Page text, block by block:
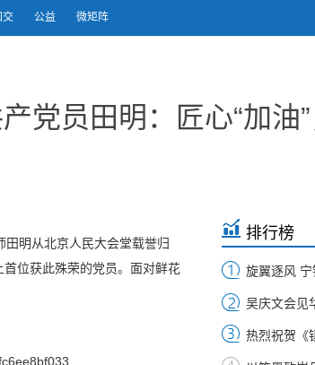
交 公益 微矩阵
党员田明：匠心“加油
田明从北京人民大会堂载誉归
位获此殊荣的党员。面对鲜花
排行榜
旋翼逐风 宁
吴庆文会见
热烈祝贺《